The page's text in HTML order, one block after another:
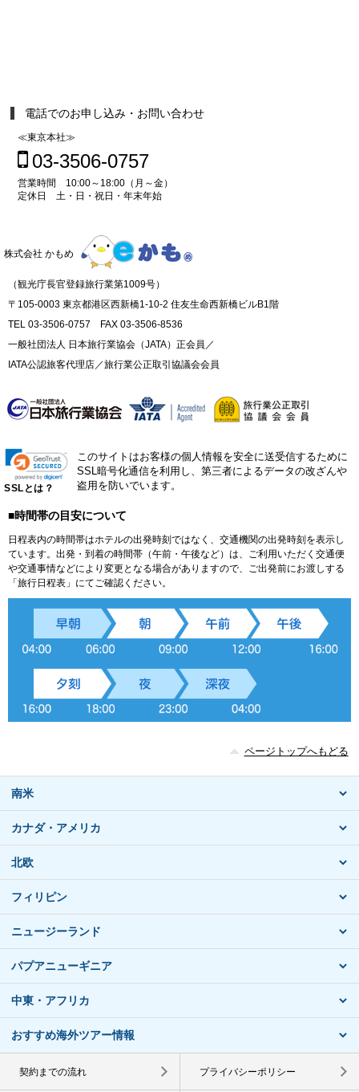
電話でのお申し込み・お問い合わせ
≪東京本社≫
03-3506-0757
営業時間 10:00～18:00（月～金）
定休日 土・日・祝日・年末年始
株式会社 かもめ
（観光庁長官登録旅行業第1009号）
〒105-0003 東京都港区西新橋1-10-2 住友生命西新橋ビルB1階
TEL 03-3506-0757 FAX 03-3506-8536
一般社団法人 日本旅行業協会（JATA）正会員／
IATA公認旅客代理店／旅行業公正取引協議会会員
SSLとは？
このサイトはお客様の個人情報を安全に送受信するために
SSL暗号化通信を利用し、第三者によるデータの改ざんや
盗用を防いでいます。
■時間帯の目安について
日程表内の時間帯はホテルの出発時刻ではなく、交通機関の出発時刻を表示し
ています。出発・到着の時間帯（午前・午後など）は、ご利用いただく交通便
や交通事情などにより変更となる場合がありますので、ご出発前にお渡しする
「旅行日程表」にてご確認ください。
ページトップへもどる
南米
カナダ・アメリカ
北欧
フィリピン
ニュージーランド
パプアニューギニア
中東・アフリカ
おすすめ海外ツアー情報
契約までの流れ プライバシーポリシー